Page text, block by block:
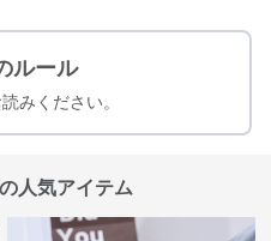
ルール
みください。
人気アイテム